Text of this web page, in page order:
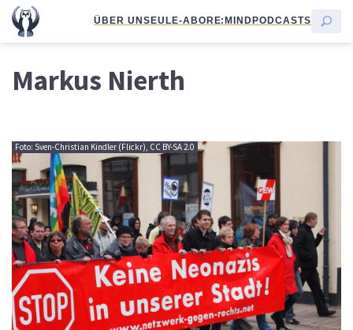
ÜBER UNSEULE-ABORE:MINDPODCASTS
Markus Nierth
Foto: Sven-Christian Kindler (Flickr), CC BY-SA 2.0